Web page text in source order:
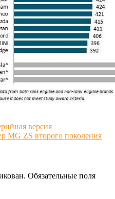
версия
MG ZS второго поколения
Обязательные поля